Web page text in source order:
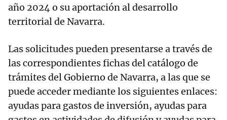
año 2024 o su aportación al desarrollo
territorial de Navarra.
Las solicitudes pueden presentarse a través de
las correspondientes fichas del catálogo de
trámites del Gobierno de Navarra, a las que se
puede acceder mediante los siguientes enlaces:
ayudas para gastos de inversión, ayudas para